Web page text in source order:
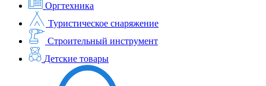
Оргтехника
Туристическое снаряжение
Строительный инструмент
Детские товары